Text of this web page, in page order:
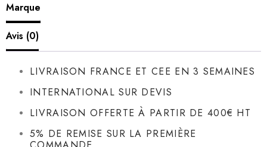
Marque
Avis (0)
LIVRAISON FRANCE ET CEE EN 3 SEMAINES
INTERNATIONAL SUR DEVIS
LIVRAISON OFFERTE À PARTIR DE 400€ HT
5% DE REMISE SUR LA PREMIÈRE